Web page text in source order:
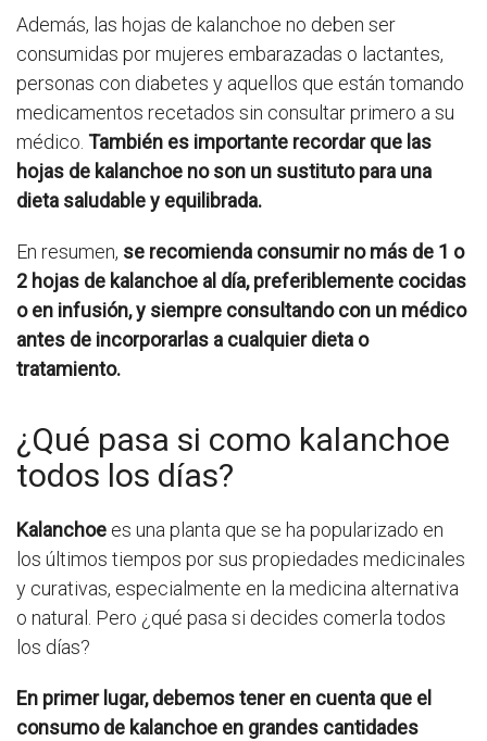
Además, las hojas de kalanchoe no deben ser
consumidas por mujeres embarazadas o lactantes,
personas con diabetes y aquellos que están tomando
medicamentos recetados sin consultar primero a su
médico. También es importante recordar que las
hojas de kalanchoe no son un sustituto para una
dieta saludable y equilibrada.
En resumen, se recomienda consumir no más de 1 o
2 hojas de kalanchoe al día, preferiblemente cocidas
o en infusión, y siempre consultando con un médico
antes de incorporarlas a cualquier dieta o
tratamiento.
¿Qué pasa si como kalanchoe
todos los días?
Kalanchoe es una planta que se ha popularizado en
los últimos tiempos por sus propiedades medicinales
y curativas, especialmente en la medicina alternativa
o natural. Pero ¿qué pasa si decides comerla todos
los días?
En primer lugar, debemos tener en cuenta que el
consumo de kalanchoe en grandes cantidades